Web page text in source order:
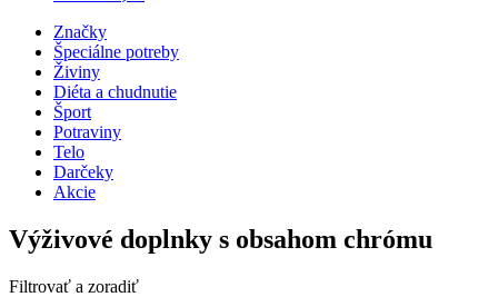
Značky
Špeciálne potreby
Živiny
Diéta a chudnutie
Šport
Potraviny
Telo
Darčeky
Akcie
Výživové doplnky s obsahom chrómu
Filtrovať a zoradiť